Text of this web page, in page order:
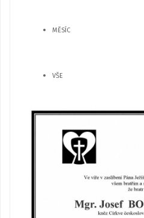
MĚSÍC
VŠE